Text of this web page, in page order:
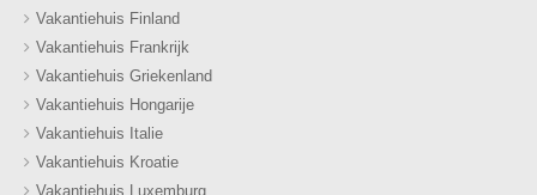
Vakantiehuis Finland
Vakantiehuis Frankrijk
Vakantiehuis Griekenland
Vakantiehuis Hongarije
Vakantiehuis Italie
Vakantiehuis Kroatie
Vakantiehuis Luxemburg